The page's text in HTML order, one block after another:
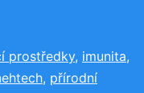
prostředky, imunita,
, přírodní